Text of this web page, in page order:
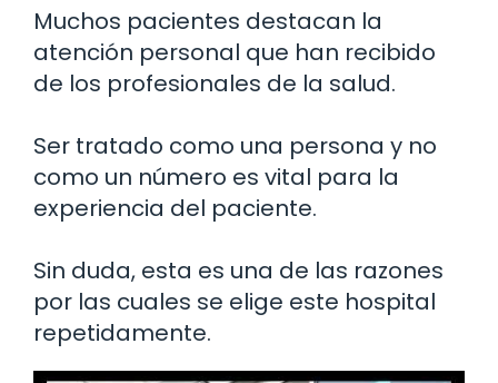
Muchos pacientes destacan la
atención personal que han recibido
de los profesionales de la salud.
Ser tratado como una persona y no
como un número es vital para la
experiencia del paciente.
Sin duda, esta es una de las razones
por las cuales se elige este hospital
repetidamente.